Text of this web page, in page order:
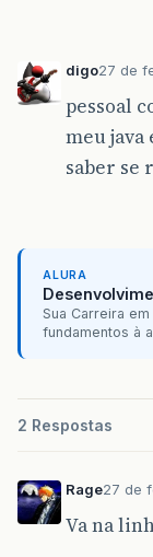
digo27 de
pessoal
meu java
saber se
ALURA
Sua Carreira
fundamentos à
2 Respostas
Rage27 de
Va na